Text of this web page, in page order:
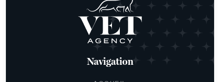
Navigation